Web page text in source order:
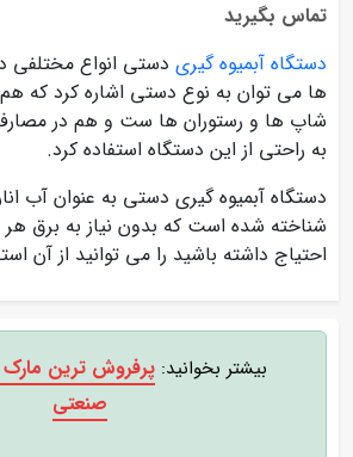
تماس بگیرید
دستگاه آبمیوه گیری دستی انواع مختلفی
ها می توان به نوع دستی اشاره کرد که
شاپ ها و رستوران ها ست و هم در
به راحتی از این دستگاه استفاده کرد.
دستگاه آبمیوه گیری دستی به عنوان آب
شناخته شده است که بدون نیاز به برق هر
احتیاج داشته باشید را می توانید از آن
بیشتر بخوانید: پرفروش ترین
صنعتی